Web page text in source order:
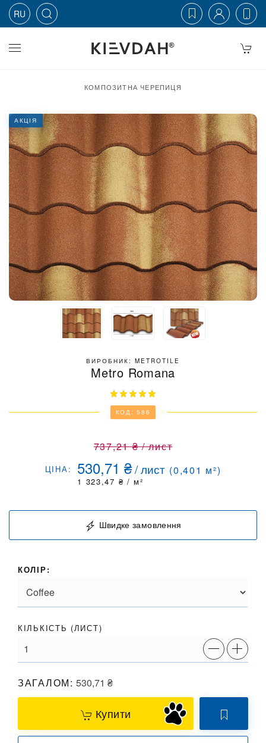
Skip to main content
RU
КОМПОЗИТНА ЧЕРЕПИЦЯ
АКЦІЯ
ВИРОБНИК: METROTILE
Metro Romana
КОД: 586
737,21₴ /лист
ЦІНА: 530,71₴/лист (0,401 м²)
1 323,47 ₴ / м²
Швидке замовлення
КОЛІР:
КІЛЬКІСТЬ (ЛИСТ)
ЗАГАЛОМ: 530,71 ₴
Купити